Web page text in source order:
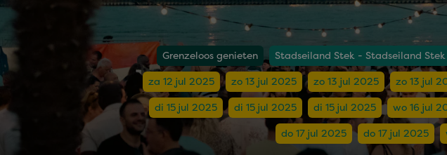
Grenzeloos genieten Stadseiland Stek - Stadseiland
za 12 jul 2025 zo 13 jul 2025 zo 13 jul 2025 zo 13 jul
di 15 jul 2025 di 15 jul 2025 di 15 jul 2025 wo 16 jul
do 17 jul 2025 do 17 jul 2025